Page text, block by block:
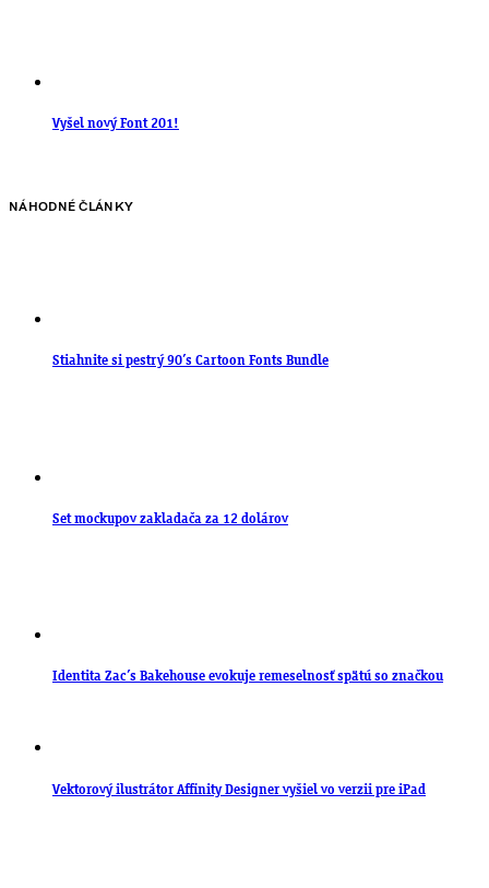
Vyšel nový Font 201!
NÁHODNÉ ČLÁNKY
Stiahnite si pestrý 90’s Cartoon Fonts Bundle
Set mockupov zakladača za 12 dolárov
Identita Zac’s Bakehouse evokuje remeselnosť spätú so značkou
Vektorový ilustrátor Affinity Designer vyšiel vo verzii pre iPad